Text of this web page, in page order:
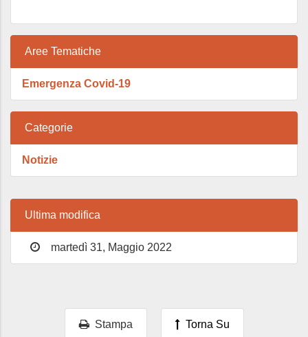
Aree Tematiche
Emergenza Covid-19
Categorie
Notizie
Ultima modifica
martedì 31, Maggio 2022
Stampa Torna Su